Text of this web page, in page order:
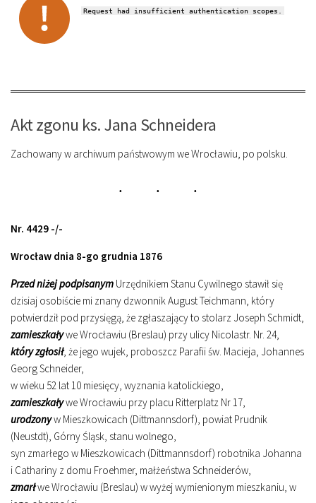
Request had insufficient authentication scopes.
Akt zgonu ks. Jana Schneidera
Zachowany w archiwum państwowym we Wrocławiu, po polsku.
Nr. 4429 -/-
Wrocław dnia 8-go grudnia 1876
Przed niżej podpisanym Urzędnikiem Stanu Cywilnego stawił się
dzisiaj osobiście mi znany dzwonnik August Teichmann, który
potwierdził pod przysięgą, że zgłaszający to stolarz Joseph Schmidt,
zamieszkaływe Wrocławiu (Breslau) przy ulicy Nicolastr. Nr. 24,
który zgłosił, że jego wujek, proboszcz Parafii św. Macieja, Johannes
Georg Schneider,
w wieku 52 lat 10 miesięcy, wyznania katolickiego,
zamieszkaływe Wrocławiu przy placu Ritterplatz Nr 17,
urodzonyw Mieszkowicach (Dittmannsdorf), powiat Prudnik
(Neustdt), Górny Śląsk, stanu wolnego,
syn zmarłego w Mieszkowicach (Dittmannsdorf) robotnika Johanna
i Cathariny z domu Froehmer, małżeństwa Schneiderów,
zmarłwe Wrocławiu (Breslau) w wyżej wymienionym mieszkaniu, w